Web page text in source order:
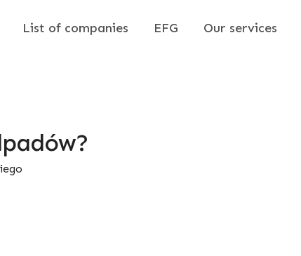
List of companies EFG Our services